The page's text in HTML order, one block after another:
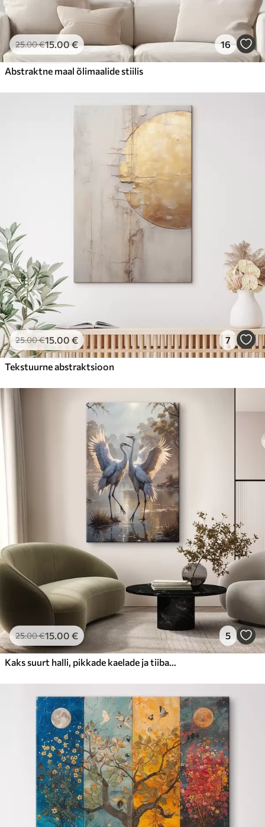
25.00€15.00€ 16
Abstraktne maal õlimaalide stiilis
25.00€15.00 € 7
Tekstuurne abstraktsioon
25.00€15.00 € 5
Kaks suurt halli, pikkade kaelade ja tiibadega kraanat, mis seisavad puudest ümbritsetud udujärves